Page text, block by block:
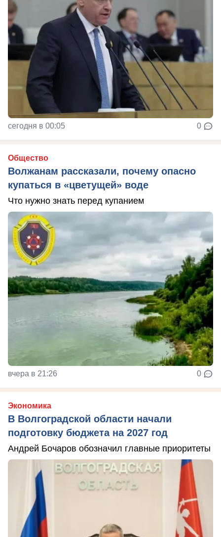
сегодня в 00:05 0
Общество
Волжанам рассказали, почему опасно
купаться в «цветущей» воде
Что нужно знать перед купанием
вчера в 21:26 0
Экономика
В Волгоградской области начали
подготовку бюджета на 2027 год
Андрей Бочаров обозначил главные приоритеты